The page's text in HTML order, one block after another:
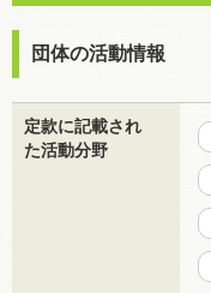
団体の活動情報
定款に記載され
た活動分野